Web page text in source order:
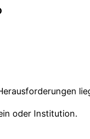
oder Institution.